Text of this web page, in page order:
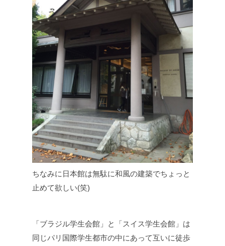
ちなみに日本館は無駄に和風の建築でちょっと
止めて欲しい(笑)
「ブラジル学生会館」と「スイス学生会館」は
同じパリ国際学生都市の中にあって互いに徒歩